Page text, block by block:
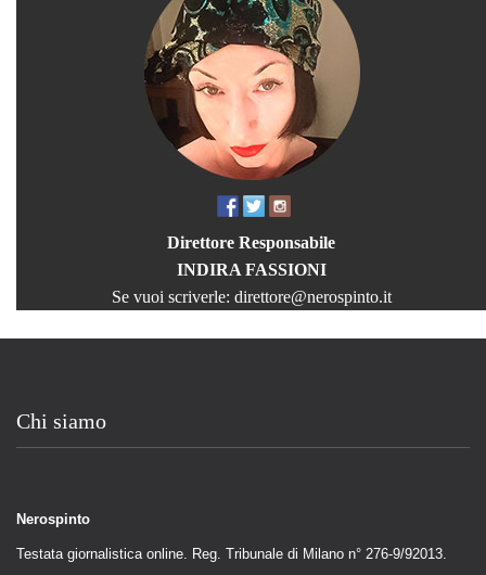
Direttore Responsabile
INDIRA FASSIONI
Se vuoi scriverle: direttore@nerospinto.it
Chi siamo
Nerospinto
Testata giornalistica online. Reg. Tribunale di Milano n° 276-9/92013.